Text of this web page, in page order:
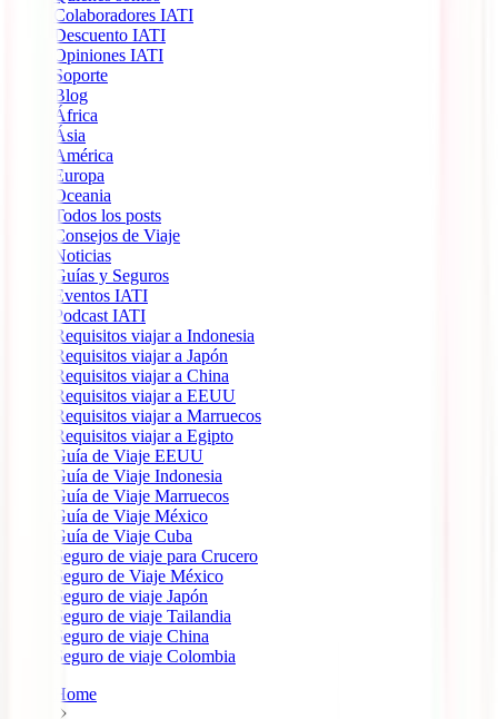
Colaboradores IATI
Descuento IATI
Opiniones IATI
Soporte
Blog
África
Ásia
América
Europa
Oceania
Todos los posts
Consejos de Viaje
Noticias
Guías y Seguros
Eventos IATI
Podcast IATI
Requisitos viajar a Indonesia
Requisitos viajar a Japón
Requisitos viajar a China
Requisitos viajar a EEUU
Requisitos viajar a Marruecos
Requisitos viajar a Egipto
Guía de Viaje EEUU
Guía de Viaje Indonesia
Guía de Viaje Marruecos
Guía de Viaje México
Guía de Viaje Cuba
Seguro de viaje para Crucero
Seguro de Viaje México
Seguro de viaje Japón
Seguro de viaje Tailandia
Seguro de viaje China
Seguro de viaje Colombia
Home